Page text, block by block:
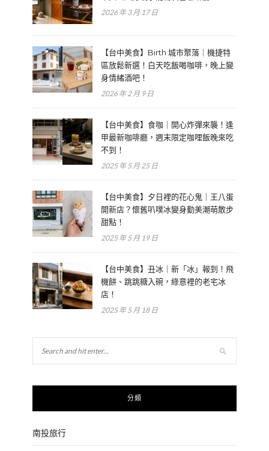
2026 年 3 月 17 日
【台中美食】Birth 城市聚落｜機捷特
區放鬆新選！白天吃飯喝咖啡，晚上變
身情緒酒吧！
2026 年 2 月 9 日
【台中美食】食咖｜開心炸彈來襲！逢
甲最新咖啡廳，週末限定咖哩飯晚來吃
不到！
2025 年 5 月 25 日
【台中美食】夕日裡的花心鬼｜王八蛋
開新店？懷舊叭噗冰變身勤美潮萌散步
甜點！
2025 年 5 月 19 日
【台中美食】丑冰｜新「冰」報到！飛
機餅、跳跳糖入碗，綠意裡的老宅冰
店！
2025 年 5 月 18 日
分類
南投旅行